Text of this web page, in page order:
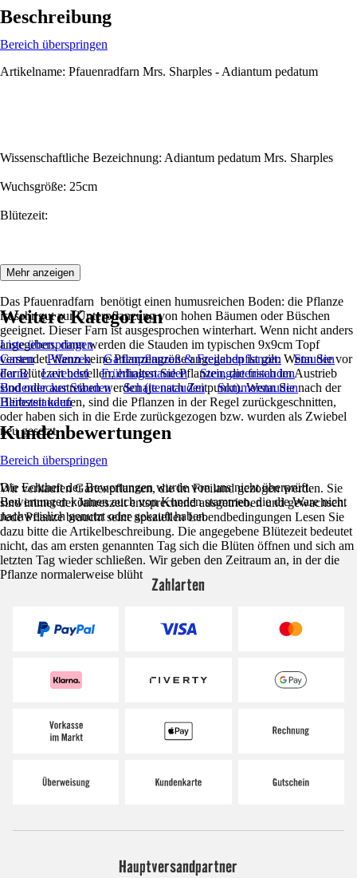
Beschreibung
Bereich überspringen
Artikelname: Pfauenradfarn Mrs. Sharples - Adiantum pedatum
Wissenschaftliche Bezeichnung: Adiantum pedatum Mrs. Sharples
Wuchsgröße: 25cm
Blütezeit:
Beschreibung:
Das Pfauenradfarn benötigt einen humusreichen Boden: die Pflanze
ist sehr gut zur Unterpflanzung von hohen Bäumen oder Büschen
geeignet. Dieser Farn ist ausgesprochen winterhart. Wenn nicht anders
angegeben, dann werden die Stauden im typischen 9x9cm Topf
versendet.Wenn keine Pflanzengröße angegeben ist gilt: Wenn Sie vor
der Blütezeit bestellen, erhalten Sie Pflanzen, die frisch im Austrieb
sind oder austreiben werden (je nach Zeitpunkt). Wenn Sie nach der
Blütezeit kaufen, sind die Pflanzen in der Regel zurückgeschnitten,
oder haben sich in die Erde zurückgezogen bzw. wurden als Zwiebel
neu gesetzt.
Wir verkaufen Gartenpflanzen, die im Freiland gezogen werden. Sie
sind immer der Jahreszeit entsprechend ausgetrieben und gewachsen.
Jede Pflanze braucht seine speziellen Lebendbedingungen Lesen Sie
dazu bitte die Artikelbeschreibung. Die angegebene Blütezeit bedeutet
nicht, das am ersten genannten Tag sich die Blüten öffnen und sich am
letzten Tag wieder schließen. Wir geben den Zeitraum an, in der die
Pflanze normalerweise blüht
Mehr anzeigen
Weitere Kategorien
Liste überspringen
Garten
Pflanzen Gartenpflanzen & Freilandpflanzen
Stauden
Farne
Lavendel Frühlingsstauden
Steingartenstauden
Bodendecker Stauden
Schattenstauden
Sommerstauden
Herbststauden
Kundenbewertungen
Bereich überspringen
Die Echtheit der Bewertungen wurde von uns nicht überprüft.
Bewertungen können auch von Kunden stammen, die die Ware nicht
nachweislich genutzt oder gekauft haben.
Zahlarten
Hauptversandpartner